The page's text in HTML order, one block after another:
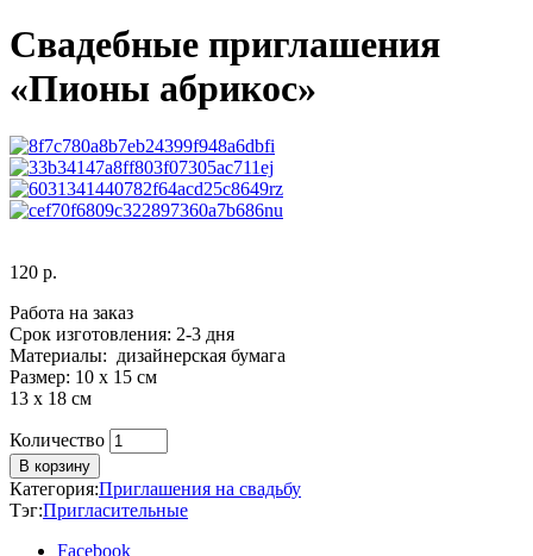
Свадебные приглашения
«Пионы абрикос»
120 р.
Работа на заказ
Срок изготовления: 2-3 дня
Материалы: дизайнерская бумага
Размер: 10 х 15 см
13 х 18 см
Количество
Количество
В корзину
Категория:Приглашения на свадьбу
Тэг:Пригласительные
Facebook